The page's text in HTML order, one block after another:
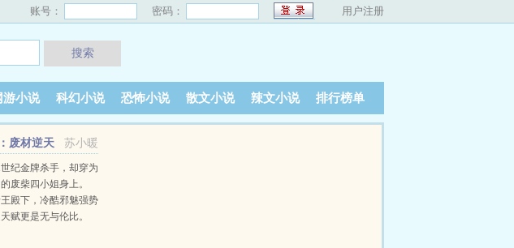
账号： 密码： 用户注册
搜索
游小说 科幻小说 恐怖小说 散文小说 辣文小说 排行榜单
苏小暖
废材逆天
纪金牌杀手，却穿为
废柴四小姐身上。
殿下，冷酷邪魅强势
赋更是无与伦比。